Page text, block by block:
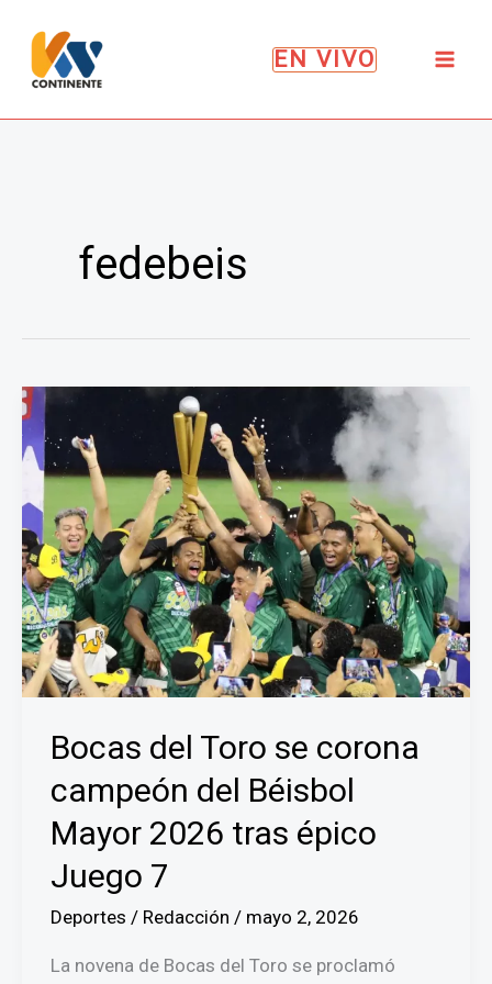
contenido
EN VIVO
fedebeis
Bocas del Toro se corona
campeón del Béisbol
Mayor 2026 tras épico
Juego 7
Deportes / Redacción / mayo 2, 2026
La novena de Bocas del Toro se proclamó